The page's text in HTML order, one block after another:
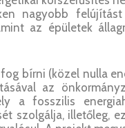
nagyobb
az épületek
fog bírni (közel nulla
az
a fosszilis
szolgálja, illetőleg,